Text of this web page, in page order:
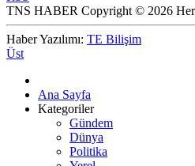
TNS HABER Copyright © 2026 Her
Haber Yazılımı: TE Bilişim
Üst
Ana Sayfa
Kategoriler
Gündem
Dünya
Politika